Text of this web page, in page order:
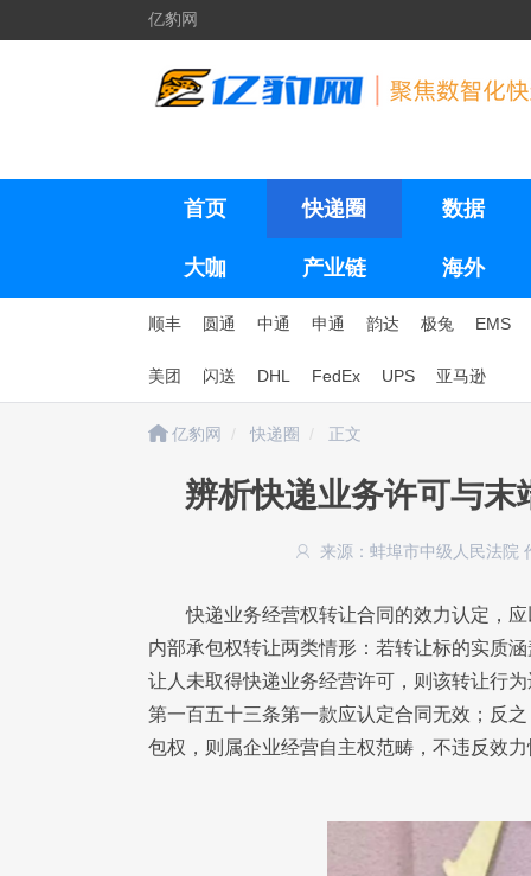
亿豹网
首页 快递圈 数据
大咖 产业链 海外
顺丰 圆通 中通 申通 韵达 极兔 EMS
美团 闪送 DHL FedEx UPS 亚马逊
亿豹网 快递圈 正文
辨析快递业务许可与
来源：蚌埠市中级人民法院
快递业务经营权转让合同的效力认定，
内部承包权转让两类情形：若转让标的实质
让人未取得快递业务经营许可，则该转让行
第一百五十三条第一款应认定合同无效；反
包权，则属企业经营自主权范畴，不违反效